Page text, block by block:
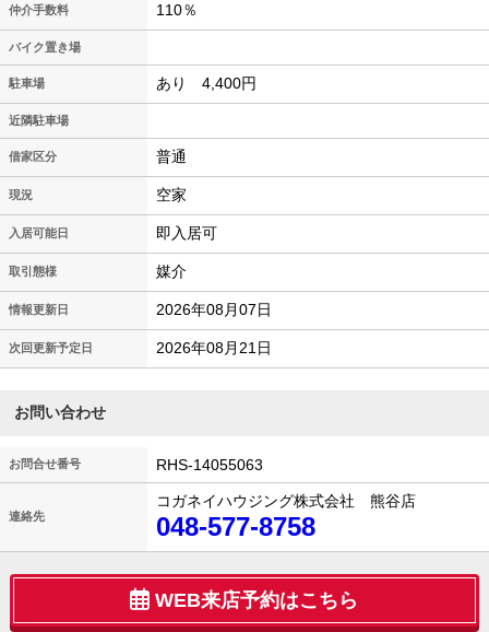
仲介手数料 110％
バイク置き場
駐車場 あり 4,400円
近隣駐車場
借家区分 普通
現況 空家
入居可能日 即入居可
取引態様 媒介
情報更新日 2026年08月07日
次回更新予定日 2026年08月21日
お問い合わせ
お問合せ番号 RHS-14055063
連絡先
コガネイハウジング株式会社 熊谷店
048-577-8758
WEB来店予約はこちら